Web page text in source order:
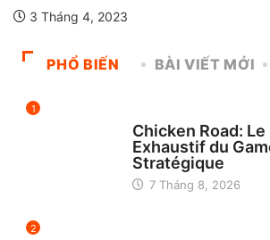
PHỔ BIẾN BÀI VIẾT MỚI
1
Chicken Road: Le
Exhaustif du
Stratégique
7 Tháng 8, 2026
2